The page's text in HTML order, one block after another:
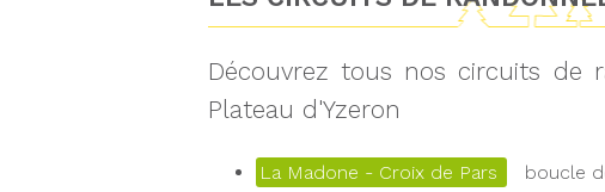
Découvrez tous nos circuits de
Plateau d'Yzeron
La Madone - Croix de Pars
boucle